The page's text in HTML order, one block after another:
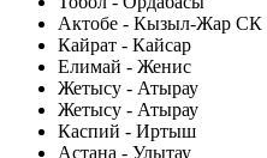
Актобе - Кызыл-Жар СК
Кайрат - Кайсар
Елимай - Женис
Жетысу - Атырау
Жетысу - Атырау
Каспий - Иртыш
Астана - Улытау